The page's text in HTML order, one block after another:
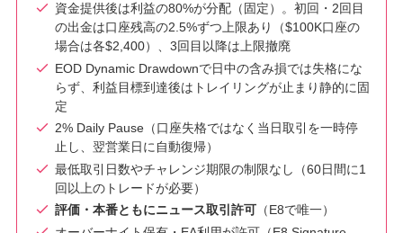
資金提供後は利益の80%が分配（固定）。初回・2回目
の出金は口座残高の2.5%ずつ上限あり（$100K口座の
場合は各$2,400）、3回目以降は上限撤廃
EOD Dynamic Drawdownで日中の含み損では失格にな
らず、利益目標到達後はトレイリングが止まり静的に固
定
2% Daily Pause（口座失格ではなく当日取引を一時停
止し、翌営業日に自動復帰）
最低取引日数やチャレンジ期限の制限なし（60日間に1
回以上のトレードが必要）
評価・本番ともにニュース取引許可（E8で唯一）